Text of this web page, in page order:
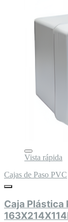
Vista rápida
Cajas de Paso PVC
Caja Plástica